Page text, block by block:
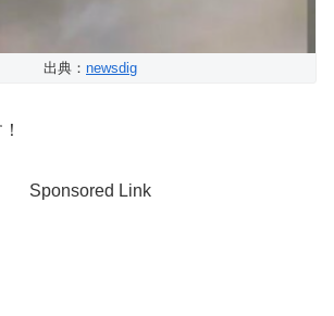
出典： newsdig
Sponsored Link